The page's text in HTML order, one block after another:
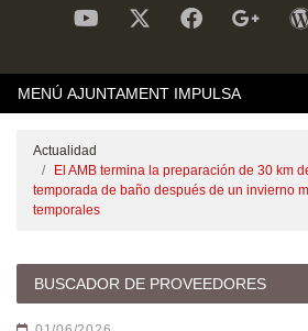
MENÚ AJUNTAMENT IMPULSA
Actualidad
El AMB termina la preparación de 30 km
temporada de baño después de un invierno
temporales
BUSCADOR DE PROVEEDORES